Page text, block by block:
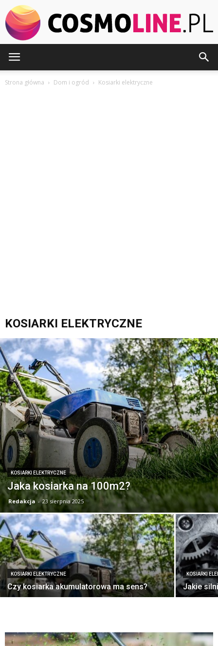
Strona główna Dom i ogród Kosiarki elektryczne
KOSIARKI ELEKTRYCZNE
KOSIARKI ELEKTRYCZNE
Jaka kosiarka na 100m2?
Redakcja - 23 sierpnia 2025
KOSIARKI ELEKTRYCZNE
Czy kosiarka akumulatorowa ma sens?
KOSIARKI
Jakie